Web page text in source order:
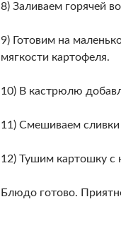
8) Заливаем горячей
9) Готовим на
мягкости картофеля.
10) В кастрюлю
11) Смешиваем
12) Тушим картошку с
Блюдо готово.